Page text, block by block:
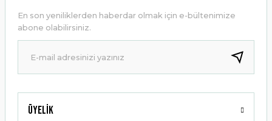
Ürün bilgilerinde hatalar bulunuyor.
Ürün fiyatı diğer sitelerden daha pahalı.
Bu ürüne benzer farklı alternatifler olmalı.
Üyelik
En son yeniliklerden haberdar olmak için e-bültenimize
abone olabilirsiniz.